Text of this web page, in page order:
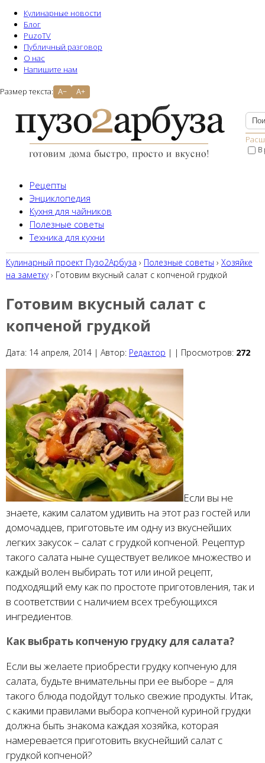
Кулинарные новости
Блог
PuzoTV
Публичный разговор
О нас
Напишите нам
Размер текста: A− A+
В
Рецепты
Энциклопедия
Кухня для чайников
Полезные советы
Техника для кухни
Кулинарный проект Пузо2Aрбуза › Полезные советы › Хозяйке
на заметку› Готовим вкусный салат с копченой грудкой
Готовим вкусный салат с
копченой грудкой
Дата: 14 апреля, 2014 | Автор: Редактор | | Просмотров: 272
Если вы не
знаете, каким салатом удивить на этот раз гостей или
домочадцев, приготовьте им одну из вкуснейших
легких закусок – салат с грудкой копченой. Рецептур
такого салата ныне существует великое множество и
каждый волен выбирать тот или иной рецепт,
подходящий ему как по простоте приготовления, так и
в соответствии с наличием всех требующихся
ингредиентов.
Как выбрать копченую грудку для салата?
Если вы желаете приобрести грудку копченую для
салата, будьте внимательны при ее выборе – для
такого блюда подойдут только свежие продукты. Итак,
с какими правилами выбора копченой куриной грудки
должна быть знакома каждая хозяйка, которая
намеревается приготовить вкуснейший салат с
грудкой копченой?